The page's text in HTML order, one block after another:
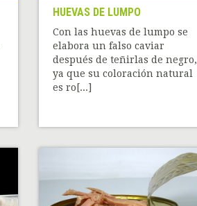
HUEVAS DE LUMPO
Con las huevas de lumpo se
elabora un falso caviar
después de teñirlas de negro,
ya que su coloración natural
es ro[...]